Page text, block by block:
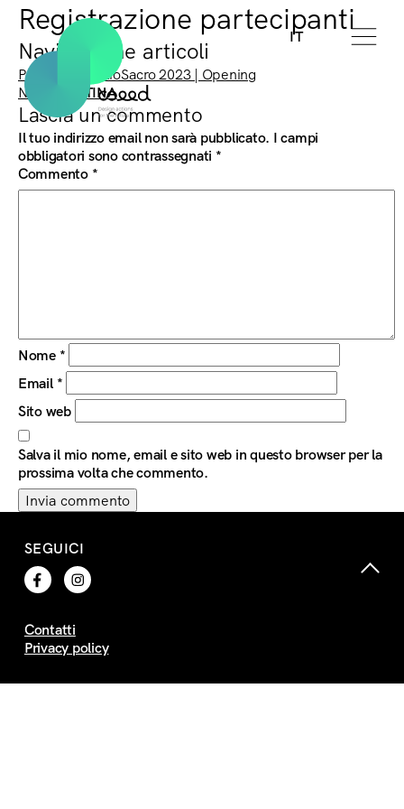
IT
Registrazione partecipanti
Navigazione articoli
Previous:
SpazioSacro 2023 | Opening
Next:
MATTINA
Lascia un commento
Il tuo indirizzo email non sarà pubblicato. I campi
obbligatori sono contrassegnati *
Commento *
Nome *
Email *
Sito web
Salva il mio nome, email e sito web in questo browser per la
prossima volta che commento.
SEGUICI
Contatti
Privacy policy